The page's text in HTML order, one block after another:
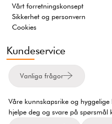
Vårt forretningskonsept
Sikkerhet og personvern
Cookies
Kundeservice
Vanliga frågor
Våre kunnskapsrike og
hjelpe deg og svare på spørsmål